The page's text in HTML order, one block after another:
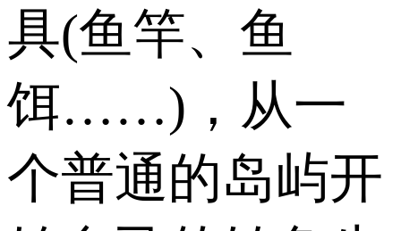
具(鱼竿、鱼
饵……)，从一
个普通的岛屿开